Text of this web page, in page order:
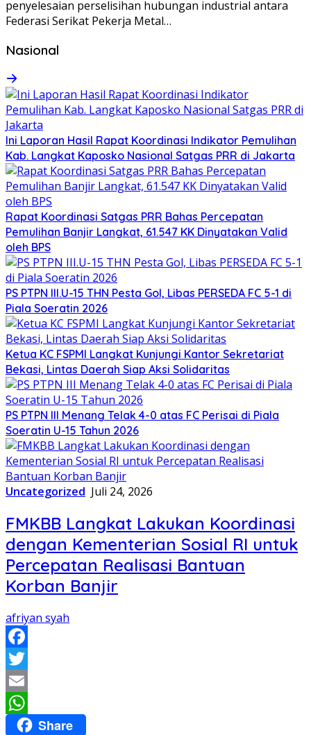
penyelesaian perselisihan hubungan industrial antara
Federasi Serikat Pekerja Metal…
Nasional
Ini Laporan Hasil Rapat Koordinasi Indikator Pemulihan
Kab. Langkat Kaposko Nasional Satgas PRR di Jakarta
Rapat Koordinasi Satgas PRR Bahas Percepatan
Pemulihan Banjir Langkat, 61.547 KK Dinyatakan Valid
oleh BPS
PS PTPN III.U-15 THN Pesta Gol, Libas PERSEDA FC 5-1 di
Piala Soeratin 2026
Ketua KC FSPMI Langkat Kunjungi Kantor Sekretariat
Bekasi, Lintas Daerah Siap Aksi Solidaritas
PS PTPN III Menang Telak 4-0 atas FC Perisai di Piala
Soeratin U-15 Tahun 2026
Uncategorized Juli 24, 2026
FMKBB Langkat Lakukan Koordinasi
dengan Kementerian Sosial RI untuk
Percepatan Realisasi Bantuan
Korban Banjir
afriyan syah
Facebook
Twitter
Email
WhatsApp
Share